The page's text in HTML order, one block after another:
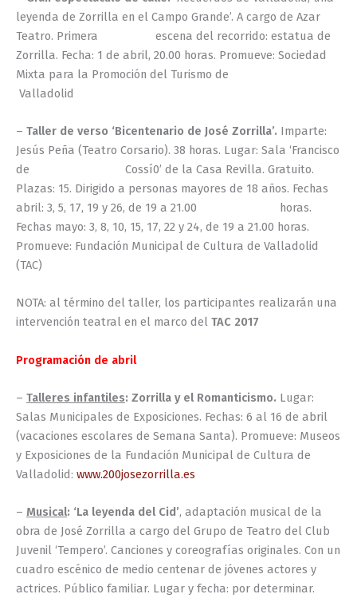
leyenda de Zorrilla en el Campo Grande’. A cargo de Azar
Teatro. Primera escena del recorrido: estatua de
Zorrilla. Fecha: 1 de abril, 20.00 horas. Promueve: Sociedad
Mixta para la Promoción del Turismo de
Valladolid
– Taller de verso ‘Bicentenario de José Zorrilla’. Imparte:
Jesús Peña (Teatro Corsario). 38 horas. Lugar: Sala ‘Francisco
de Cossí0’ de la Casa Revilla. Gratuito.
Plazas: 15. Dirigido a personas mayores de 18 años. Fechas
abril: 3, 5, 17, 19 y 26, de 19 a 21.00 horas.
Fechas mayo: 3, 8, 10, 15, 17, 22 y 24, de 19 a 21.00 horas.
Promueve: Fundación Municipal de Cultura de Valladolid
(TAC)
NOTA: al término del taller, los participantes realizarán una
intervención teatral en el marco del TAC 2017
Programación de abril
– Talleres infantiles: Zorrilla y el Romanticismo. Lugar:
Salas Municipales de Exposiciones. Fechas: 6 al 16 de abril
(vacaciones escolares de Semana Santa). Promueve: Museos
y Exposiciones de la Fundación Municipal de Cultura de
Valladolid: www.200josezorrilla.es
– Musical: ‘La leyenda del Cid’, adaptación musical de la
obra de José Zorrilla a cargo del Grupo de Teatro del Club
Juvenil ‘Tempero’. Canciones y coreografías originales. Con un
cuadro escénico de medio centenar de jóvenes actores y
actrices. Público familiar. Lugar y fecha: por determinar.